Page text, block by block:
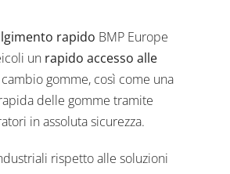
rapido BMP Europe
un rapido accesso alle
gomme, così come una
delle gomme tramite
in assoluta sicurezza.
rispetto alle soluzioni